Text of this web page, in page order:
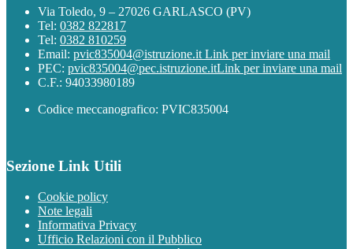
Via Toledo, 9 – 27026 GARLASCO (PV)
Tel: 0382 822817
Tel: 0382 810259
Email: pvic835004@istruzione.it Link per inviare una mail
PEC: pvic835004@pec.istruzione.itLink per inviare una mail
C.F.: 94033980189
Codice meccanografico: PVIC835004
Sezione Link Utili
Cookie policy
Note legali
Informativa Privacy
Ufficio Relazioni con il Pubblico